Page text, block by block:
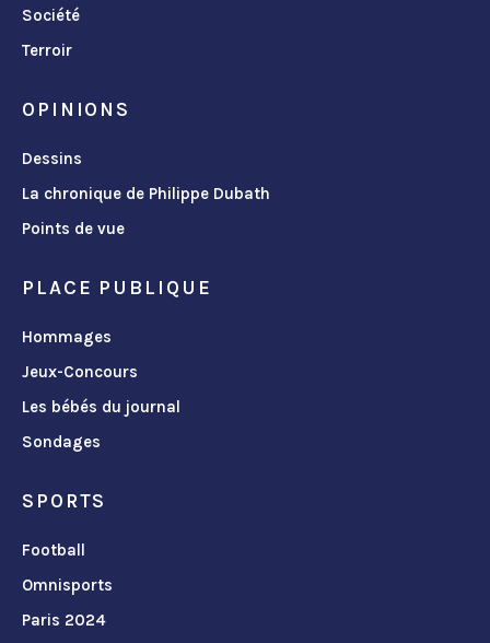
Société
Terroir
OPINIONS
Dessins
La chronique de Philippe Dubath
Points de vue
PLACE PUBLIQUE
Hommages
Jeux-Concours
Les bébés du journal
Sondages
SPORTS
Football
Omnisports
Paris 2024